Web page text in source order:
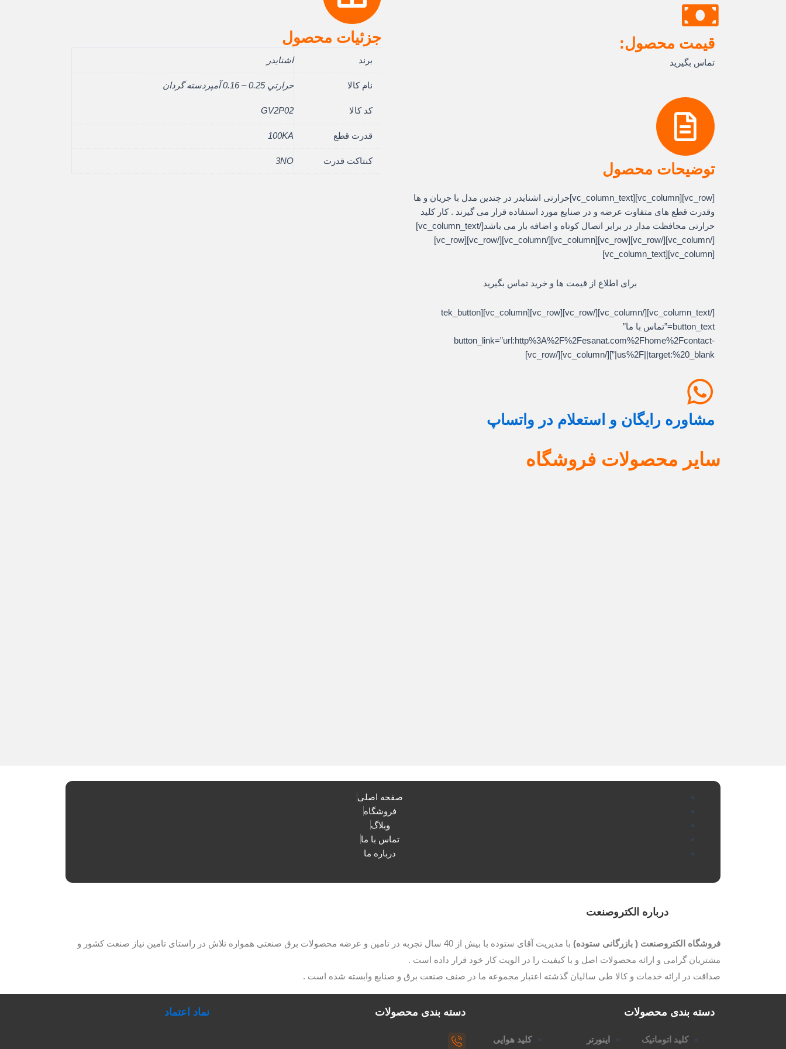
قیمت محصول:
تماس بگیرید
توضیحات محصول
[vc_row][vc_column][vc_column_text]حرارتی اشنایدر در چندین مدل با جریان و ها
وقدرت قطع های متفاوت عرضه و در صنایع مورد استفاده قرار می گیرند . کار کلید
حرارتی محافظت مدار در برابر اتصال کوتاه و اضافه بار می باشد[/vc_column_text]
[/vc_column][/vc_row][vc_row][vc_column][/vc_column][/vc_row][vc_row]
[vc_column][vc_column_text]
برای اطلاع از قیمت ها و خرید تماس بگیرید
[/vc_column_text][/vc_column][/vc_row][vc_row][vc_column][tek_button
button_text=”تماس با ما”
button_link=”url:http%3A%2F%2Fesanat.com%2Fhome%2Fcontact-
us%2F||target:%20_blank|”][/vc_column][/vc_row]
مشاوره رایگان و استعلام در واتساپ
جزئیات محصول
برند اشنایدر
نام کالا حرارتي 0.25 – 0.16 آمپردسته گردان
کد کالا GV2P02
قدرت قطع 100KA
کنتاکت قدرت 3NO
سایر محصولات فروشگاه
صفحه اصلی
فروشگاه
وبلاگ
تماس با ما
درباره ما
درباره الکتروصنعت
فروشگاه الکتروصنعت ( بازرگانی ستوده)
با مدیریت آقای ستوده با بیش از 40 سال تجربه در تامین و عرضه محصولات برق صنعتی همواره تلاش در راستای تامین نیاز صنعت کشور و
مشتریان گرامی و ارائه محصولات اصل و با کیفیت را در الویت کار خود قرار داده است .
صداقت در ارائه خدمات و کالا طی سالیان گذشته اعتبار مجموعه ما در صنف صنعت برق و صنایع وابسته شده است .
دسته بندی محصولات
کلید اتوماتیک اینورتر کلید هوایی
دسته بندی محصولات نماد اعتماد